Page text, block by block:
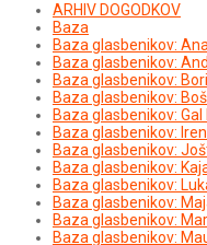
ARHIV DOGODKOV
Baza
Baza glasbenikov:
Baza glasbenikov:
Baza glasbenikov:
Baza glasbenikov:
Baza glasbenikov: Gal
Baza glasbenikov:
Baza glasbenikov:
Baza glasbenikov:
Baza glasbenikov:
Baza glasbenikov:
Baza glasbenikov:
Baza glasbenikov: